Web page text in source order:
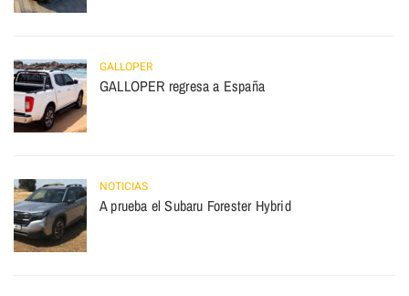
GALLOPER
GALLOPER regresa a España
NOTICIAS
A prueba el Subaru Forester Hybrid